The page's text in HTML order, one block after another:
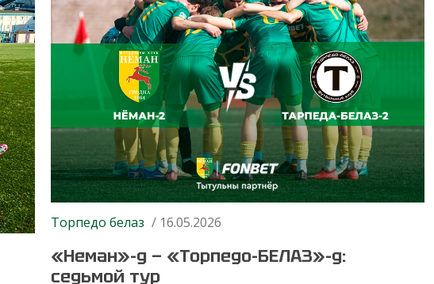
Торпедо белаз / 16.05.2026
«Неман»-д — «Торпедо-БЕЛАЗ»-д:
седьмой тур